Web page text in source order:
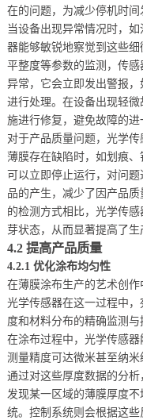
在的问题，为减少停机时间
当设备出现异常情况时，
器能够敏锐地察觉到这些
平整度等参数的监测，传
异常，它会立即发出警报
进行处理。在设备出现轻
施进行修复，避免故障的进
对于产品质量问题，光学
薄膜存在缺陷时，如划痕
可以立即停止运行，对问
品的产生，减少了因产品
的检测方式相比，光学传
芽状态，从而显著提高了生
4.2 提高产品质量
4.2.1 优化涂布均匀性
在薄膜涂布生产的艺术创作
光学传感器在这一过程中
度和材料分布的精确监测与
在涂布过程中，光学传感
测量精度可达微米甚至纳米
通过对这些厚度数据的分
发现某一区域的薄膜厚度
统。控制系统则会根据这